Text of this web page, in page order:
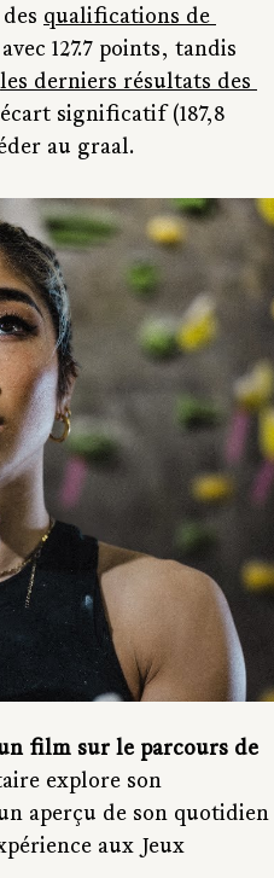
qualifications de
127.7 points, tandis
les derniers résultats des
significatif (187,8
au graal.
film sur le parcours de
explore son
aperçu de son quotidien
aux Jeux